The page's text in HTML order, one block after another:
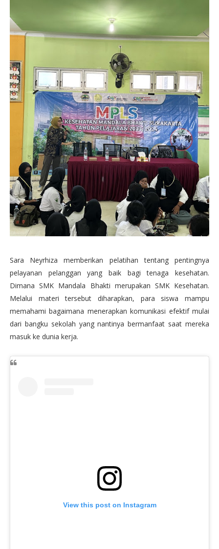
Sara Neyrhiza memberikan pelatihan tentang pentingnya
pelayanan pelanggan yang baik bagi tenaga kesehatan.
Dimana SMK Mandala Bhakti merupakan SMK Kesehatan.
Melalui materi tersebut diharapkan, para siswa mampu
memahami bagaimana menerapkan komunikasi efektif mulai
dari bangku sekolah yang nantinya bermanfaat saat mereka
masuk ke dunia kerja.
View this post on Instagram